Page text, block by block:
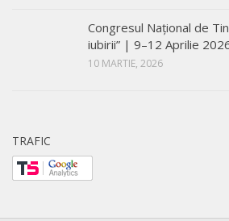
Congresul Național de
iubirii” | 9–12 Aprilie
10 MARTIE, 2026
TRAFIC